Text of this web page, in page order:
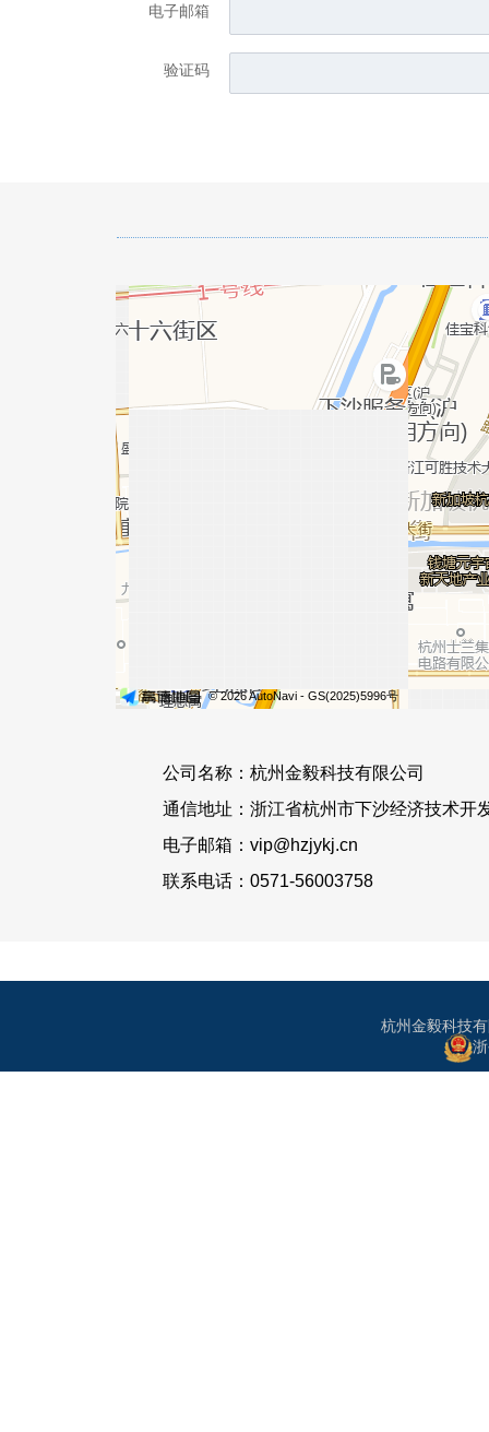
公司名称：杭州金毅科技有限公司
通信地址：浙江省杭州市下沙经济技术开
电子邮箱：vip@hzjykj.cn
联系电话：0571-56003758
电子邮箱
验证码
杭州金毅科技